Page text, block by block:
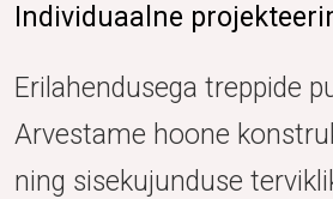
Individuaalne
Erilahendusega treppide
Arvestame hoone
ning sisekujunduse